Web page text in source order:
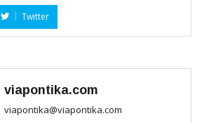
Twitter
viapontika.com
viapontika@viapontika.com